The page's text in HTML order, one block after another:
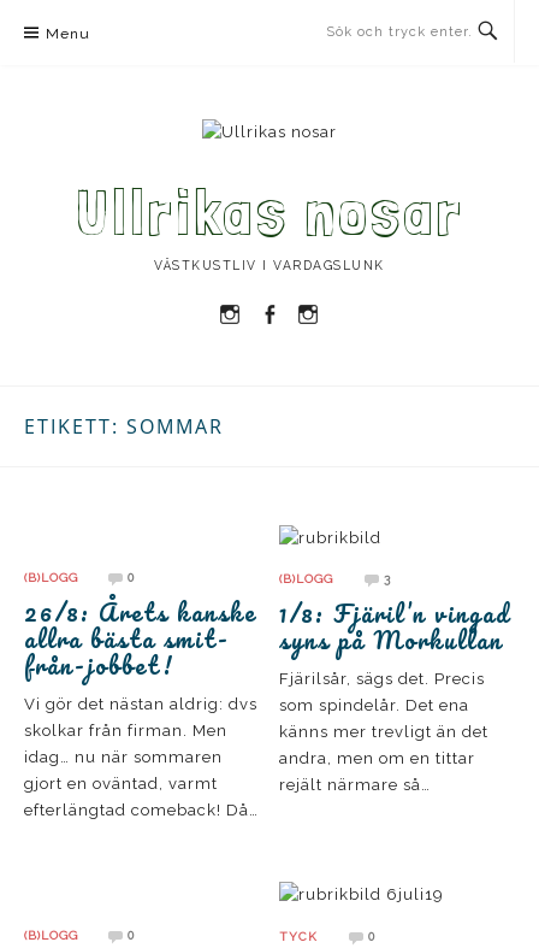
Menu
Ullrikas nosar
VÄSTKUSTLIV I VARDAGSLUNK
Instagram
Facebook
ETIKETT: SOMMAR
(B)LOGG 0
26/8: Årets kanske
allra bästa smit-
från-jobbet!
Vi gör det nästan aldrig: dvs
skolkar från firman. Men
idag… nu när sommaren
gjort en oväntad, varmt
efterlängtad comeback! Då…
(B)LOGG 3
1/8: Fjäril’n vingad
syns på Morkullan
Fjärilsår, sägs det. Precis
som spindelår. Det ena
känns mer trevligt än det
andra, men om en tittar
rejält närmare så…
(B)LOGG 0 TYCK 0